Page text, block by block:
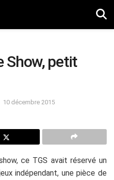
Show, petit
10 décembre 2015
ce TGS avait réservé un
indépendant, une pièce de